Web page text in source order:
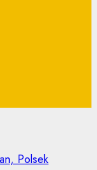
Polsek